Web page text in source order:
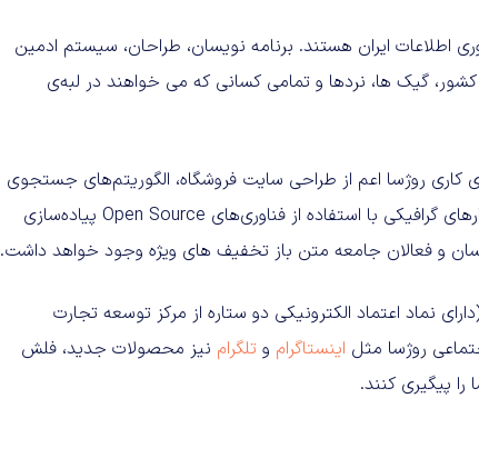
اطلاعات ایران هستند. برنامه‌ نویسان، طراحان، سیستم ادمین‌
گیک‌ ها، نردها و تمامی کسانی که می‌ خواهند در لبه‌ی
روژسا اعم از طراحی سایت فروشگاه، الگوریتم‌های جستجوی
Elastic، انبارداری، بیزنس اینتلیجنس، حسابداری و حتی کارهای گرافیکی با استفاده از فناوری‌های Open Source پیاده‌سازی
و فعالان جامعه متن باز تخفیف‌ های ویژه وجود خواهد داشت.
نماد اعتماد الکترونیکی دو ستاره از مرکز توسعه تجارت
روژسا مثل اینستاگرام و تلگرام نیز محصولات جدید، فلش‌
پیگیری کنند.